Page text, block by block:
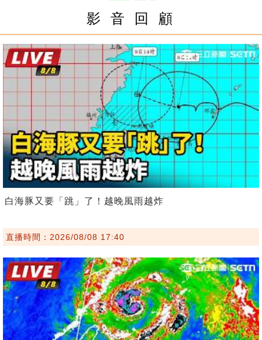
影 音 回 顧
白海豚又要「跳」了！越晚風雨越炸
直播時間：2026/08/08 17:40